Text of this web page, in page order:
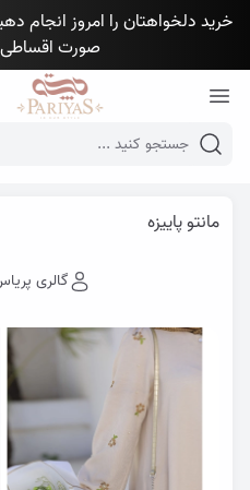
خرید دلخواهتان را امروز انجام
صورت اقساطی
Mobile header search
مانتو پاییزه
گالری